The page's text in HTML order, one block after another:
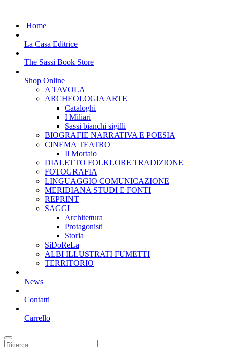
Home
La Casa Editrice
The Sassi Book Store
Shop Online
A TAVOLA
ARCHEOLOGIA ARTE
Cataloghi
I Miliari
Sassi bianchi sigilli
BIOGRAFIE NARRATIVA E POESIA
CINEMA TEATRO
Il Mortaio
DIALETTO FOLKLORE TRADIZIONE
FOTOGRAFIA
LINGUAGGIO COMUNICAZIONE
MERIDIANA STUDI E FONTI
REPRINT
SAGGI
Architettura
Protagonisti
Storia
SiDoReLa
ALBI ILLUSTRATI FUMETTI
TERRITORIO
News
Contatti
Carrello